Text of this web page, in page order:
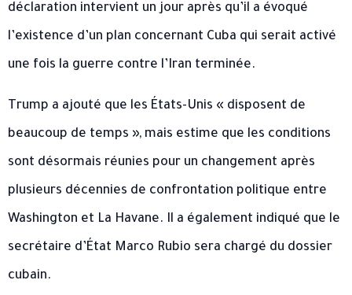
déclaration intervient un jour après qu’il a évoqué
l’existence d’un plan concernant Cuba qui serait activé
une fois la guerre contre l’Iran terminée.
Trump a ajouté que les États-Unis « disposent de
beaucoup de temps », mais estime que les conditions
sont désormais réunies pour un changement après
plusieurs décennies de confrontation politique entre
Washington et La Havane. Il a également indiqué que le
secrétaire d’État Marco Rubio sera chargé du dossier
cubain.